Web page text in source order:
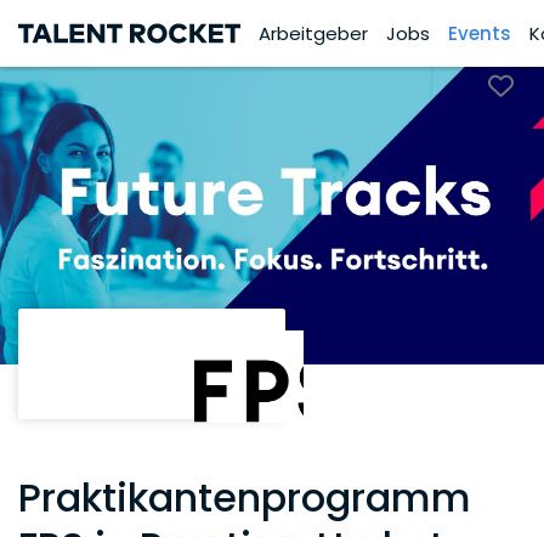
Arbeitgeber Jobs Events
Praktikantenprogramm